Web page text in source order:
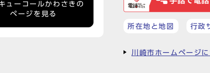
ューコールかわさきの
ページを見る
所在地と地図 行政
川崎市ホームページ